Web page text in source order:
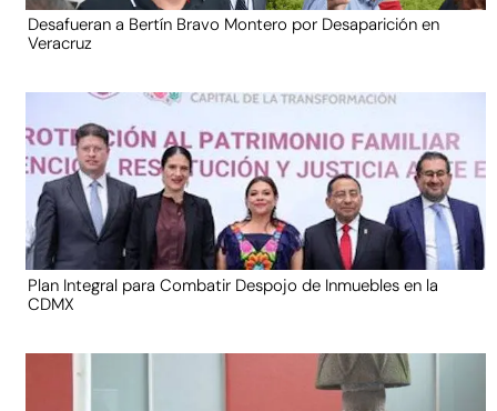
Desafueran a Bertín Bravo Montero por Desaparición en
Veracruz
Plan Integral para Combatir Despojo de Inmuebles en la
CDMX